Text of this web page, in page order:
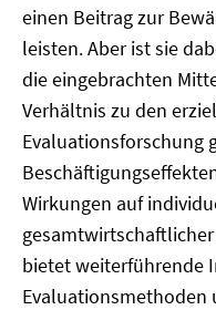
einen Beitrag zur
leisten. Aber ist sie
die eingebrachten
Verhältnis zu den
Evaluationsforschung
Wirkungen auf
gesamtwirtschaftlicher
bietet weiterführende
Evaluationsmethoden